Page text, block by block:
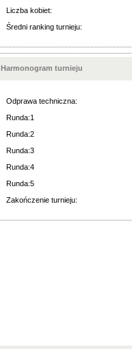
Liczba kobiet:
Średni ranking turnieju:
Harmonogram turnieju
Odprawa techniczna:
Runda:1
Runda:2
Runda:3
Runda:4
Runda:5
Zakończenie turnieju: